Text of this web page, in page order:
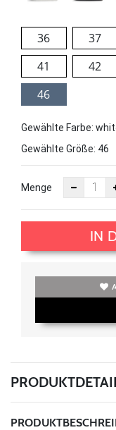
36 37
41
42
46
Gewählte Farbe:
Gewählte Größe: 46
Menge
IN